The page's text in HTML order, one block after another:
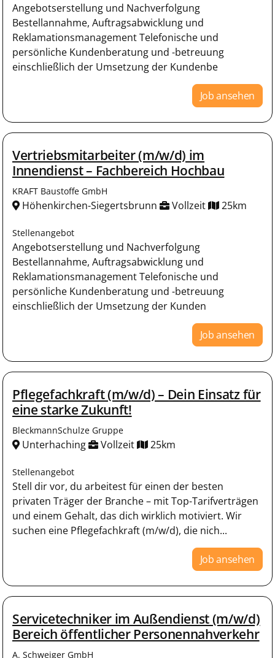
Angebotserstellung und Nachverfolgung
Bestellannahme, Auftragsabwicklung und
Reklamationsmanagement Telefonische und
persönliche Kundenberatung und -betreuung
einschließlich der Umsetzung der Kundenbe
Job ansehen
Vertriebsmitarbeiter (m/w/d) im
Innendienst – Fachbereich Hochbau
KRAFT Baustoffe GmbH
Höhenkirchen-Siegertsbrunn Vollzeit 25km
Stellenangebot
Angebotserstellung und Nachverfolgung
Bestellannahme, Auftragsabwicklung und
Reklamationsmanagement Telefonische und
persönliche Kundenberatung und -betreuung
einschließlich der Umsetzung der Kunden
Job ansehen
Pflegefachkraft (m/w/d) – Dein Einsatz für
eine starke Zukunft!
BleckmannSchulze Gruppe
Unterhaching Vollzeit 25km
Stellenangebot
Stell dir vor, du arbeitest für einen der besten
privaten Träger der Branche – mit Top-Tarifverträgen
und einem Gehalt, das dich wirklich motiviert. Wir
suchen eine Pflegefachkraft (m/w/d), die nich...
Job ansehen
Servicetechniker im Außendienst (m/w/d)
Bereich öffentlicher Personennahverkehr
A. Schweiger GmbH